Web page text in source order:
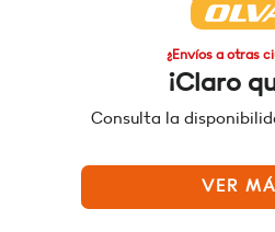
¿Envíos a otras
¡Claro
Consulta la
VER